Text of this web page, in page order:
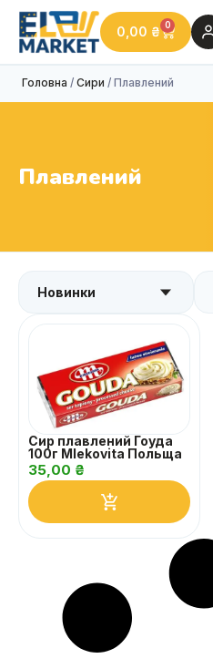
0,00 ₴ 0
Головна / Сири / Плавлений
Плавлений
Сир плавлений Гоуда
100г Mlekovita Польща
35,00 ₴